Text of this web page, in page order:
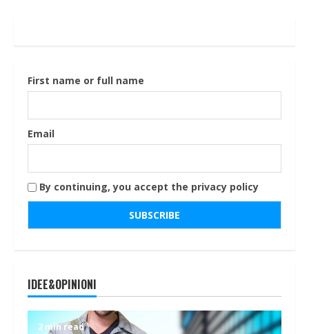
First name or full name
Email
By continuing, you accept the privacy policy
IDEE&OPINIONI
2 min read